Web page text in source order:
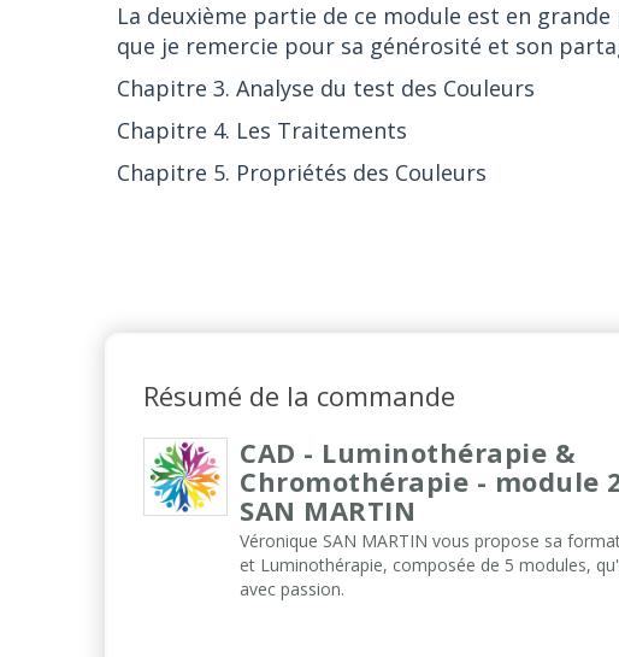
La deuxième partie de ce module est en
que je remercie pour sa générosité et son
Chapitre 3. Analyse du test des Couleurs
Chapitre 4. Les Traitements
Chapitre 5. Propriétés des Couleurs
Résumé de la commande
CAD - Luminothérapie &
Chromothérapie - module
SAN MARTIN
Véronique SAN MARTIN vous propose sa
et Luminothérapie, composée de 5 modules,
avec passion.